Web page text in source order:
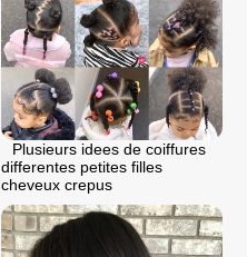
Plusieurs idees de coiffures
differentes petites filles
cheveux crepus